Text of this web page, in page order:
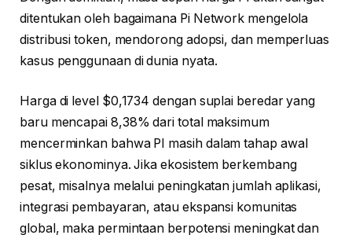
ditentukan oleh bagaimana Pi Network mengelola
distribusi token, mendorong adopsi, dan memperluas
kasus penggunaan di dunia nyata.
Harga di level $0,1734 dengan suplai beredar yang
baru mencapai 8,38% dari total maksimum
mencerminkan bahwa PI masih dalam tahap awal
siklus ekonominya. Jika ekosistem berkembang
pesat, misalnya melalui peningkatan jumlah aplikasi,
integrasi pembayaran, atau ekspansi komunitas
global, maka permintaan berpotensi meningkat dan